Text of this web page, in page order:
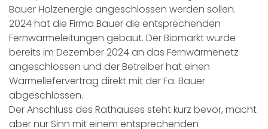
Bauer Holzenergie angeschlossen werden sollen.
2024 hat die Firma Bauer die entsprechenden
Fernwärmeleitungen gebaut. Der Biomarkt wurde
bereits im Dezember 2024 an das Fernwärmenetz
angeschlossen und der Betreiber hat einen
Wärmeliefervertrag direkt mit der Fa. Bauer
abgeschlossen.
Der Anschluss des Rathauses steht kurz bevor, macht
aber nur Sinn mit einem entsprechenden